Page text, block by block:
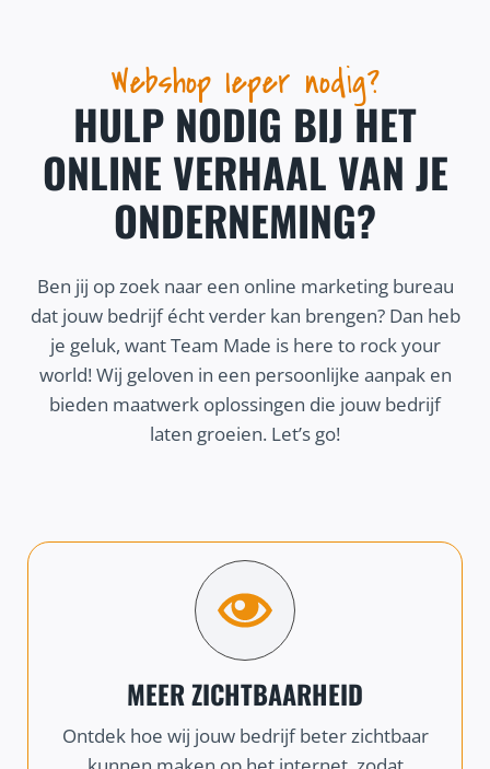
Webshop Ieper nodig?
HULP NODIG BIJ HET
ONLINE VERHAAL VAN JE
ONDERNEMING?
Ben jij op zoek naar een online marketing bureau
dat jouw bedrijf écht verder kan brengen? Dan heb
je geluk, want Team Made is here to rock your
world! Wij geloven in een persoonlijke aanpak en
bieden maatwerk oplossingen die jouw bedrijf
laten groeien. Let’s go!
MEER ZICHTBAARHEID
Ontdek hoe wij jouw bedrijf beter zichtbaar